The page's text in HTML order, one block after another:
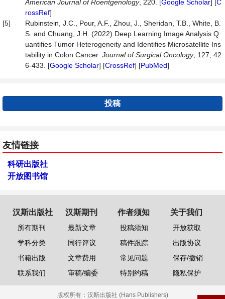
American JournalofRoentgenology, 220. [Google Scholar] [C
rossRef]
[5]
Rubinstein, J.C., Pour, A.F., Zhou, J., Sheridan, T.B., White, B.
S. and Chuang, J.H. (2022) Deep Learning Image Analysis Q
uantifies Tumor Heterogeneity and Identifies Microsatellite Ins
tability in Colon Cancer. Journal ofSurgical Oncology, 127, 42
6-433. [Google Scholar] [CrossRef] [PubMed]
投稿
友情链接
科研出版社
开放图书馆
汉斯出版社
所有期刊
学科分类
书籍出版
联系我们
汉斯期刊
最新文章
同行评议
文章费用
审稿/编委
作者须知
投稿须知
稿件跟踪
常见问题
特别约稿
关于我们
开放获取
出版协议
保存/撤销
隐私保护
版权所有： 汉斯出版社 (Hans Publishers)